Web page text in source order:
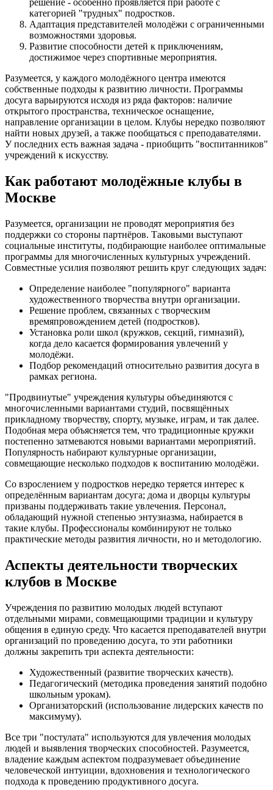
решение - особенно проявляется при работе с
категорией "трудных" подростков.
Адаптация представителей молодёжи с ограниченными
возможностями здоровья.
Развитие способности детей к приключениям,
достижимое через спортивные мероприятия.
Разумеется, у каждого молодёжного центра имеются
собственные подходы к развитию личности. Программы
досуга варьируются исходя из ряда факторов: наличие
открытого пространства, техническое оснащение,
направление организации в целом. Клубы нередко позволяют
найти новых друзей, а также пообщаться с преподавателями.
У последних есть важная задача - приобщить "воспитанников"
учреждений к искусству.
Как работают молодёжные клубы в
Москве
Разумеется, организации не проводят мероприятия без
поддержки со стороны партнёров. Таковыми выступают
социальные институты, подбирающие наиболее оптимальные
программы для многочисленных культурных учреждений.
Совместные усилия позволяют решить круг следующих задач:
Определение наиболее "популярного" варианта
художественного творчества внутри организации.
Решение проблем, связанных с творческим
времяпровождением детей (подростков).
Установка роли школ (кружков, секций, гимназий),
когда дело касается формирования увлечений у
молодёжи.
Подбор рекомендаций относительно развития досуга в
рамках региона.
"Продвинутые" учреждения культуры объединяются с
многочисленными вариантами студий, посвящённых
прикладному творчеству, спорту, музыке, играм, и так далее.
Подобная мера объясняется тем, что традиционные кружки
постепенно затмеваются новыми вариантами мероприятий.
Популярность набирают культурные организации,
совмещающие несколько подходов к воспитанию молодёжи.
Со взрослением у подростков нередко теряется интерес к
определённым вариантам досуга; дома и дворцы культуры
призваны поддерживать такие увлечения. Персонал,
обладающий нужной степенью энтузиазма, набирается в
такие клубы. Профессионалы комбинируют не только
практические методы развития личности, но и методологию.
Аспекты деятельности творческих
клубов в Москве
Учреждения по развитию молодых людей вступают
отдельными мирами, совмещающими традиции и культуру
общения в единую среду. Что касается преподавателей внутри
организаций по проведению досуга, то эти работники
должны закрепить три аспекта деятельности:
Художественный (развитие творческих качеств).
Педагогический (методика проведения занятий подобно
школьным урокам).
Организаторский (использование лидерских качеств по
максимуму).
Все три "постулата" используются для увлечения молодых
людей и выявления творческих способностей. Разумеется,
владение каждым аспектом подразумевает объединение
человеческой интуиции, вдохновения и технологического
подхода к проведению продуктивного досуга.